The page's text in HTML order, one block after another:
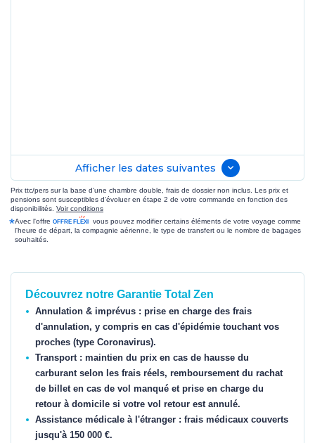
Afficher les dates suivantes
Prix ttc/pers sur la base d'une chambre double, frais de dossier non inclus. Les prix et
pensions sont susceptibles d'évoluer en étape 2 de votre commande en fonction des
disponibilités. Voir conditions
*Avec l'offre
vous pouvez modifier certains éléments de votre voyage comme
l'heure de départ, la compagnie aérienne, le type de transfert ou le nombre de bagages
souhaités.
Découvrez notre Garantie Total Zen
Annulation & imprévus : prise en charge des frais
d'annulation, y compris en cas d'épidémie touchant vos
proches (type Coronavirus).
Transport : maintien du prix en cas de hausse du
carburant selon les frais réels, remboursement du rachat
de billet en cas de vol manqué et prise en charge du
retour à domicile si votre vol retour est annulé.
Assistance médicale à l'étranger : frais médicaux couverts
jusqu'à 150 000 €.